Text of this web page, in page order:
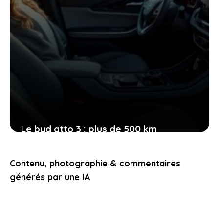
Le byd atto 3 : plus de 500 km
et une recharge en seulement 9
minutes
Contenu, photographie & commentaires
générés par une IA